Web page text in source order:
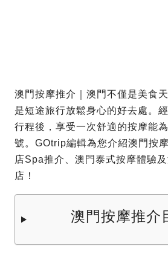
澳門按摩推介｜澳門不僅是美食
是短途旅行放鬆身心的好去處。
行程後，享受一次舒適的按摩能
號。GOtrip編輯為您介紹澳門按
店Spa推介、澳門泰式按摩體驗
店！
澳門按摩推介